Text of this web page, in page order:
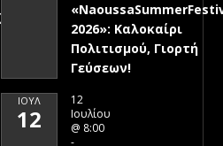
2026»: Καλοκαίρι
Πολιτισμού, Γιορτή
Γεύσεων!
ΙΟΎΛ
12
12
Ιουλίου
@ 8:00
-